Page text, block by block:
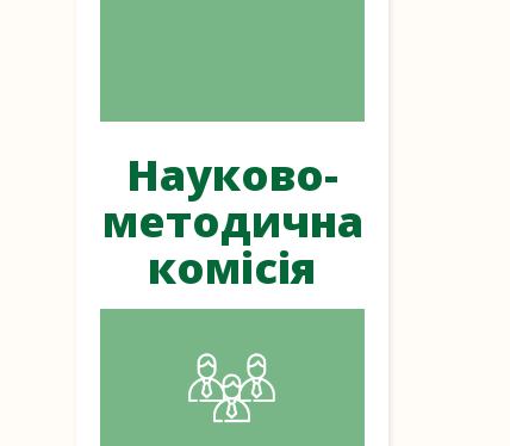
Науково-
методична
комісія